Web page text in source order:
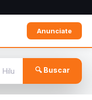
Anunciate
🔍 Buscar